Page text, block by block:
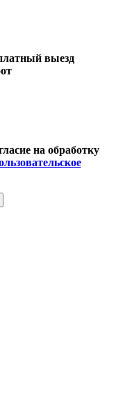
выезд
на обработку